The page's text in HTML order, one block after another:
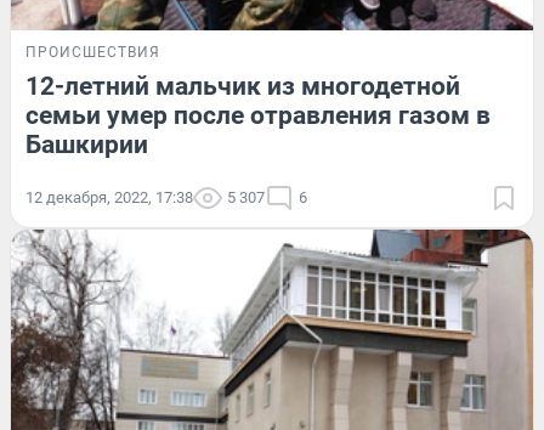
ПРОИСШЕСТВИЯ
12-летний мальчик из многодетной
семьи умер после отравления газом в
Башкирии
12 декабря, 2022, 17:38 5 307 6